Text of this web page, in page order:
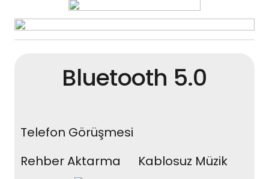
Bluetooth 5.0
Telefon Görüşmesi
Rehber Aktarma
Kablosuz Müzik